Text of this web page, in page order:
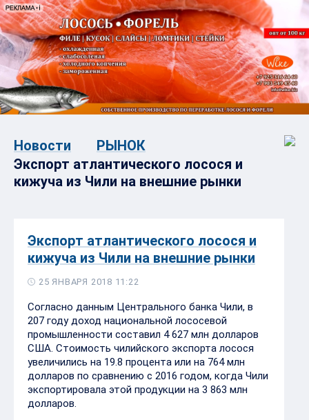
Новости
РЫНОК
Экспорт атлантического лосося и
кижуча из Чили на внешние рынки
Экспорт атлантического лосося и
кижуча из Чили на внешние рынки
25 ЯНВАРЯ 2018 11:22
Согласно данным Центрального банка Чили, в
207 году доход национальной лососевой
промышленности составил 4 627 млн долларов
США. Стоимость чилийского экспорта лосося
увеличились на 19.8 процента или на 764 млн
долларов по сравнению с 2016 годом, когда Чили
экспортировала этой продукции на 3 863 млн
долларов.